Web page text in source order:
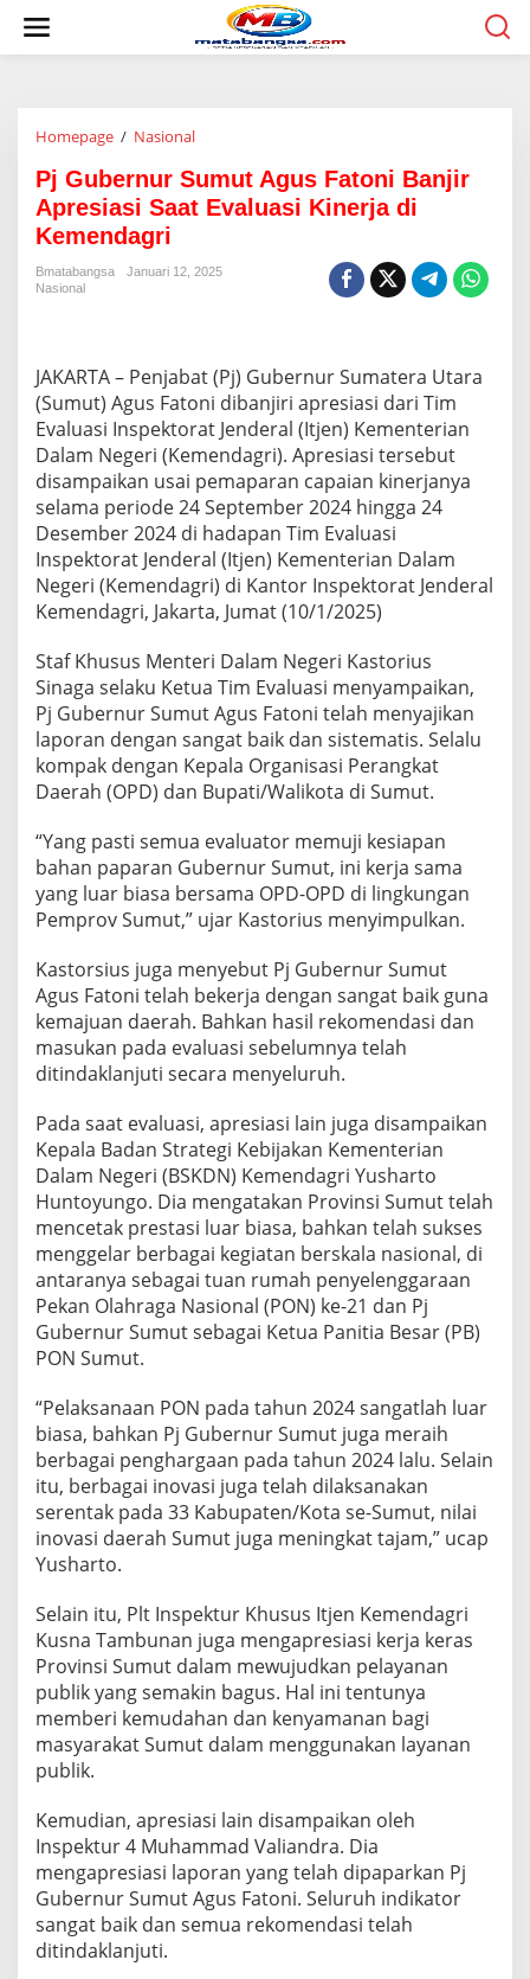
w
Homepage / Nasional
G
u
b
r
u
u
t
A
g
u
s
F
a
t
o
B
a
n
j
r
A
r
e
i
a
i
S
a
a
t
E
a
u
a
s
i
K
i
n
e
r
i
K
e
m
e
n
d
r
Pj Gubernur Sumut Agus Fatoni Banjir
Apresiasi Saat Evaluasi Kinerja di
Kemendagri
Bmatabangsa
Januari 12, 2025
Nasional
JAKARTA – Penjabat (Pj) Gubernur Sumatera Utara
(Sumut) Agus Fatoni dibanjiri apresiasi dari Tim
Evaluasi Inspektorat Jenderal (Itjen) Kementerian
Dalam Negeri (Kemendagri). Apresiasi tersebut
disampaikan usai pemaparan capaian kinerjanya
selama periode 24 September 2024 hingga 24
Desember 2024 di hadapan Tim Evaluasi
Inspektorat Jenderal (Itjen) Kementerian Dalam
Negeri (Kemendagri) di Kantor Inspektorat Jenderal
Kemendagri, Jakarta, Jumat (10/1/2025)
Staf Khusus Menteri Dalam Negeri Kastorius
Sinaga selaku Ketua Tim Evaluasi menyampaikan,
Pj Gubernur Sumut Agus Fatoni telah menyajikan
laporan dengan sangat baik dan sistematis. Selalu
kompak dengan Kepala Organisasi Perangkat
Daerah (OPD) dan Bupati/Walikota di Sumut.
“Yang pasti semua evaluator memuji kesiapan
bahan paparan Gubernur Sumut, ini kerja sama
yang luar biasa bersama OPD-OPD di lingkungan
Pemprov Sumut,” ujar Kastorius menyimpulkan.
Kastorsius juga menyebut Pj Gubernur Sumut
Agus Fatoni telah bekerja dengan sangat baik guna
kemajuan daerah. Bahkan hasil rekomendasi dan
masukan pada evaluasi sebelumnya telah
ditindaklanjuti secara menyeluruh.
Pada saat evaluasi, apresiasi lain juga disampaikan
Kepala Badan Strategi Kebijakan Kementerian
Dalam Negeri (BSKDN) Kemendagri Yusharto
Huntoyungo. Dia mengatakan Provinsi Sumut telah
mencetak prestasi luar biasa, bahkan telah sukses
menggelar berbagai kegiatan berskala nasional, di
antaranya sebagai tuan rumah penyelenggaraan
Pekan Olahraga Nasional (PON) ke-21 dan Pj
Gubernur Sumut sebagai Ketua Panitia Besar (PB)
PON Sumut.
“Pelaksanaan PON pada tahun 2024 sangatlah luar
biasa, bahkan Pj Gubernur Sumut juga meraih
berbagai penghargaan pada tahun 2024 lalu. Selain
itu, berbagai inovasi juga telah dilaksanakan
serentak pada 33 Kabupaten/Kota se-Sumut, nilai
inovasi daerah Sumut juga meningkat tajam,” ucap
Yusharto.
Selain itu, Plt Inspektur Khusus Itjen Kemendagri
Kusna Tambunan juga mengapresiasi kerja keras
Provinsi Sumut dalam mewujudkan pelayanan
publik yang semakin bagus. Hal ini tentunya
memberi kemudahan dan kenyamanan bagi
masyarakat Sumut dalam menggunakan layanan
publik.
Kemudian, apresiasi lain disampaikan oleh
Inspektur 4 Muhammad Valiandra. Dia
mengapresiasi laporan yang telah dipaparkan Pj
Gubernur Sumut Agus Fatoni. Seluruh indikator
sangat baik dan semua rekomendasi telah
ditindaklanjuti.